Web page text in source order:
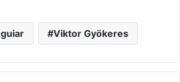
Viktor Gyökeres